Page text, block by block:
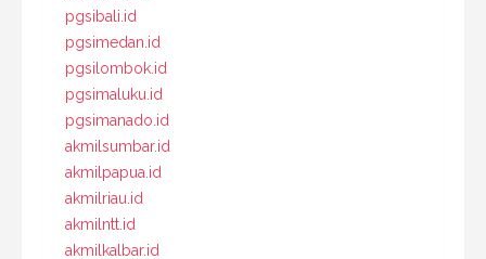
pgsibali.id
pgsimedan.id
pgsilombok.id
pgsimaluku.id
pgsimanado.id
akmilsumbar.id
akmilpapua.id
akmilriau.id
akmilntt.id
akmilkalbar.id